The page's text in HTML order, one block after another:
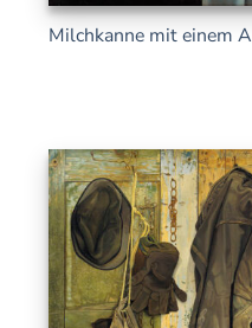
Milchkanne mit einem A